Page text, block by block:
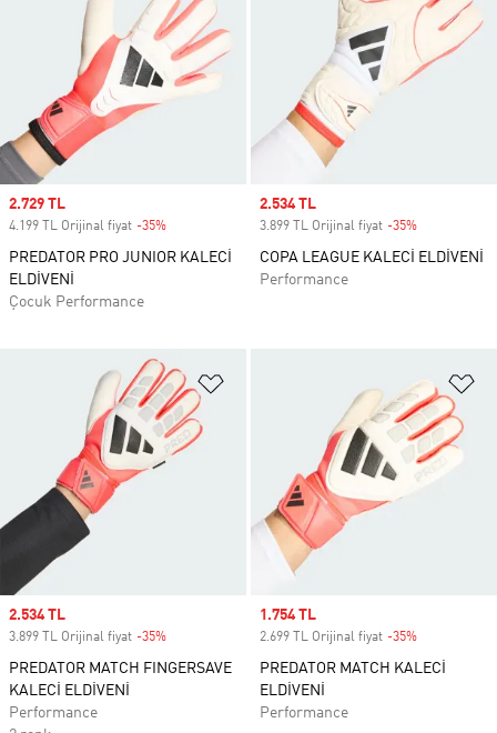
Sale price
2.729 TL
4.199 TL Orijinal fiyat -35%
PREDATOR PRO JUNIOR KALECİ
ELDİVENİ
Çocuk Performance
Sale price
2.534 TL
3.899 TL Orijinal fiyat -35%
COPA LEAGUE KALECİ ELDİVENİ
Performance
Sale price
2.534 TL
3.899 TL Orijinal fiyat -35%
PREDATOR MATCH FINGERSAVE
KALECİ ELDİVENİ
Performance
Sale price
1.754 TL
2.699 TL Orijinal fiyat -35%
PREDATOR MATCH KALECİ
ELDİVENİ
Performance